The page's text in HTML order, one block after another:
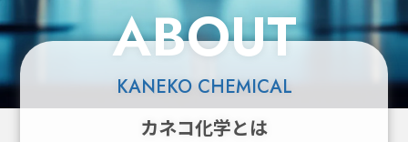
ABOUT
KANEKO CHEMICAL
カネコ化学とは